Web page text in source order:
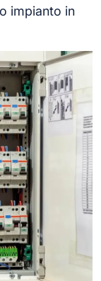
impianto in